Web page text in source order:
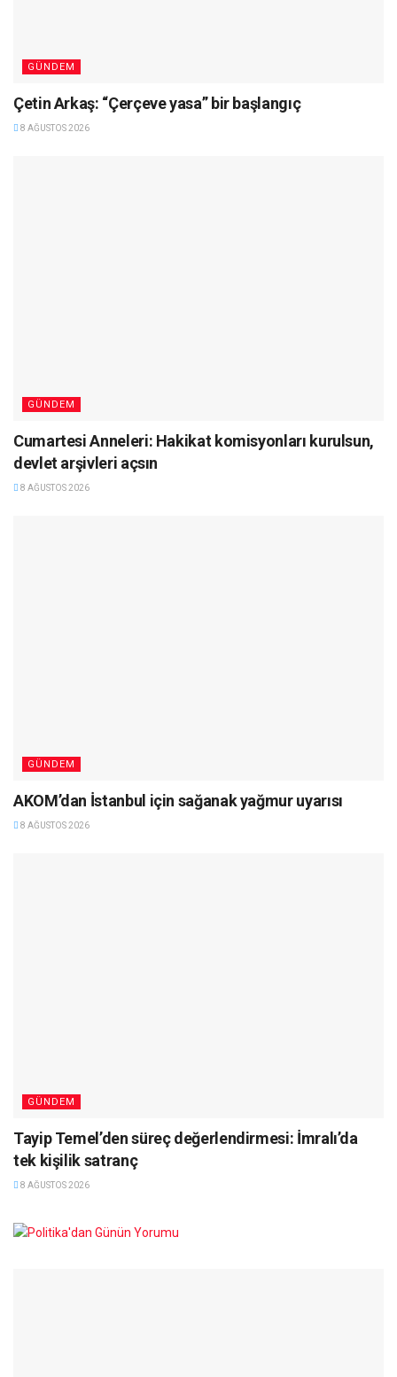
GÜNDEM
Çetin Arkaş: “Çerçeve yasa” bir başlangıç
8 AĞUSTOS 2026
GÜNDEM
Cumartesi Anneleri: Hakikat komisyonları kurulsun,
devlet arşivleri açsın
8 AĞUSTOS 2026
GÜNDEM
AKOM’dan İstanbul için sağanak yağmur uyarısı
8 AĞUSTOS 2026
GÜNDEM
Tayip Temel’den süreç değerlendirmesi: İmralı’da
tek kişilik satranç
8 AĞUSTOS 2026